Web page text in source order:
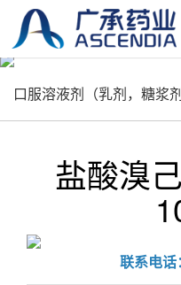
口服溶液剂（乳剂，糖浆剂
盐酸溴
联系电